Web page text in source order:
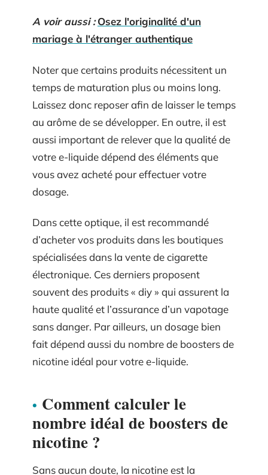
A voir aussi : Osez l'originalité d'un
mariage à l'étranger authentique
Noter que certains produits nécessitent un
temps de maturation plus ou moins long.
Laissez donc reposer afin de laisser le temps
au arôme de se développer. En outre, il est
aussi important de relever que la qualité de
votre e-liquide dépend des éléments que
vous avez acheté pour effectuer votre
dosage.
Dans cette optique, il est recommandé
d’acheter vos produits dans les boutiques
spécialisées dans la vente de cigarette
électronique. Ces derniers proposent
souvent des produits « diy » qui assurent la
haute qualité et l’assurance d’un vapotage
sans danger. Par ailleurs, un dosage bien
fait dépend aussi du nombre de boosters de
nicotine idéal pour votre e-liquide.
Comment calculer le
nombre idéal de boosters de
nicotine ?
Sans aucun doute, la nicotine est la